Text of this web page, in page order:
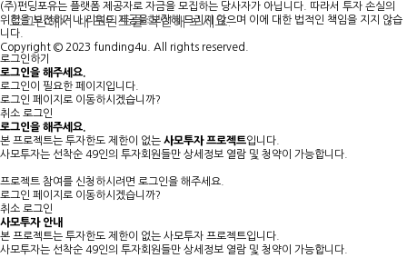
(주)펀딩포유는 플랫폼 제공자로 자금을 모집하는 당사자가 아닙니다. 따라서 투자 손실의
위험을 보전하거나 리워드 제공을 보장해 드리지 않으며 이에 대한 법적인 책임을 지지 않습
니다.
Copyright © 2023 funding4u. All rights reserved.
로그인해서 내 포인트를 확인해 보세요.
로그인하기
로그인을 해주세요.
로그인이 필요한 페이지입니다.
로그인 페이지로 이동하시겠습니까?
취소 로그인
로그인을 해주세요.
본 프로젝트는 투자한도 제한이 없는 사모투자 프로젝트입니다.
사모투자는 선착순 49인의 투자회원들만 상세정보 열람 및 청약이 가능합니다.
프로젝트 참여를 신청하시려면 로그인을 해주세요.
로그인 페이지로 이동하시겠습니까?
취소 로그인
사모투자 안내
본 프로젝트는 투자한도 제한이 없는 사모투자 프로젝트입니다.
사모투자는 선착순 49인의 투자회원들만 상세정보 열람 및 청약이 가능합니다.